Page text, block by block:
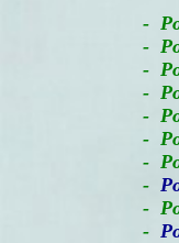
-
-
-
-
-
-
-
-
-
-